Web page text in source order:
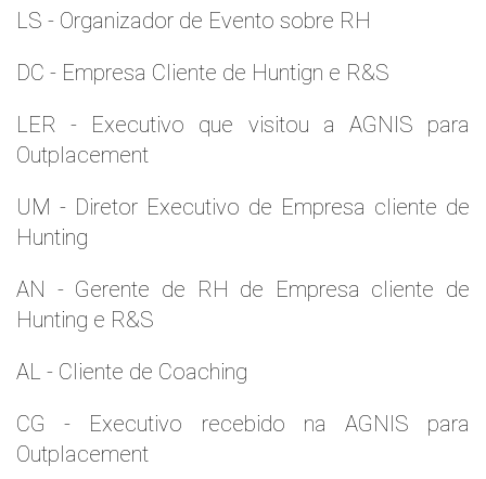
LS - Organizador de Evento sobre RH
DC - Empresa Cliente de Huntign e R&S
LER - Executivo que visitou a AGNIS para
Outplacement
UM - Diretor Executivo de Empresa cliente de
Hunting
AN - Gerente de RH de Empresa cliente de
Hunting e R&S
AL - Cliente de Coaching
CG - Executivo recebido na AGNIS para
Outplacement